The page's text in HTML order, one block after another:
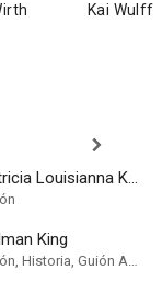
Kai Wulff
Patricia Louisianna Knop
King
Guión, Historia, Guión Adaptado